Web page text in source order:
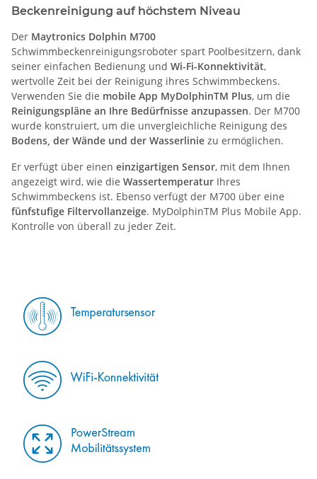
Beckenreinigung auf höchstem Niveau
Der Maytronics Dolphin M700
Schwimmbeckenreinigungsroboter spart Poolbesitzern, dank
seiner einfachen Bedienung und Wi-Fi-Konnektivität,
wertvolle Zeit bei der Reinigung ihres Schwimmbeckens.
Verwenden Sie die mobile App MyDolphinTM Plus, um die
Reinigungspläne an Ihre Bedürfnisse anzupassen. Der M700
wurde konstruiert, um die unvergleichliche Reinigung des
Bodens, der Wände und der Wasserlinie zu ermöglichen.
Er verfügt über einen einzigartigen Sensor, mit dem Ihnen
angezeigt wird, wie die Wassertemperatur Ihres
Schwimmbeckens ist. Ebenso verfügt der M700 über eine
fünfstufige Filtervollanzeige. MyDolphinTM Plus Mobile App.
Kontrolle von überall zu jeder Zeit.